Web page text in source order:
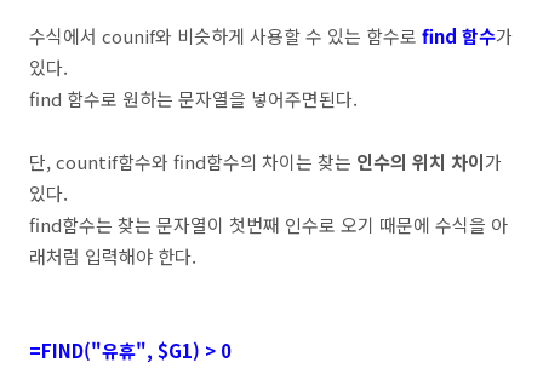
수식에서 counif와 비슷하게 사용할 수 있는 함수로 find 함수가
있다.
find 함수로 원하는 문자열을 넣어주면된다.
단, countif함수와 find함수의 차이는 찾는 인수의 위치 차이가
있다.
find함수는 찾는 문자열이 첫번째 인수로 오기 때문에 수식을 아
래처럼 입력해야 한다.
=FIND("유휴", $G1) > 0